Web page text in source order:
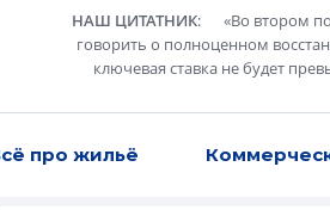
НАШ ЦИТАТНИК: «Во втором
говорить о полноценном
ключевая ставка не будет
про жильё